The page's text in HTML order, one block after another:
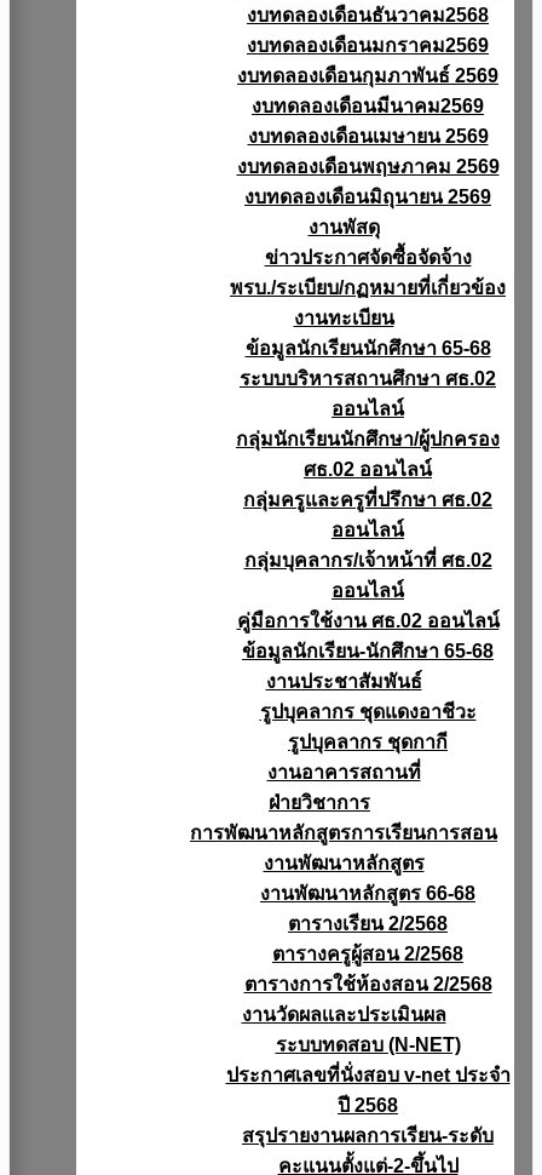
งบทดลองเดือนธันวาคม2568
งบทดลองเดือนมกราคม2569
งบทดลองเดือนกุมภาพันธ์ 2569
งบทดลองเดือนมีนาคม2569
งบทดลองเดือนเมษายน 2569
งบทดลองเดือนพฤษภาคม 2569
งบทดลองเดือนมิถุนายน 2569
งานพัสดุ
ข่าวประกาศจัดซื้อจัดจ้าง
พรบ./ระเบียบ/กฏหมายที่เกี่ยวข้อง
งานทะเบียน
ข้อมูลนักเรียนนักศึกษา 65-68
ระบบบริหารสถานศึกษา ศธ.02
ออนไลน์
กลุ่มนักเรียนนักศึกษา/ผู้ปกครอง
ศธ.02 ออนไลน์
กลุ่มครูและครูที่ปรึกษา ศธ.02
ออนไลน์
กลุ่มบุคลากร/เจ้าหน้าที่ ศธ.02
ออนไลน์
คู่มือการใช้งาน ศธ.02 ออนไลน์
ข้อมูลนักเรียน-นักศึกษา 65-68
งานประชาสัมพันธ์
รูปบุคลากร ชุดแดงอาชีวะ
รูปบุคลากร ชุดกากี
งานอาคารสถานที่
ฝ่ายวิชาการ
การพัฒนาหลักสูตรการเรียนการสอน
งานพัฒนาหลักสูตร
งานพัฒนาหลักสูตร 66-68
ตารางเรียน 2/2568
ตารางครูผู้สอน 2/2568
ตารางการใช้ห้องสอน 2/2568
งานวัดผลเเละประเมินผล
ระบบทดสอบ (N-NET)
ประกาศเลขที่นั่งสอบ v-net ประจำ
ปี 2568
สรุปรายงานผลการเรียน-ระดับ
คะแนนตั้งแต่-2-ขึ้นไป